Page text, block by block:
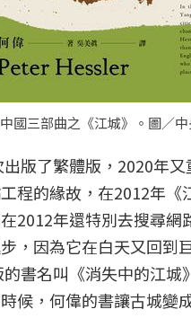
國三部曲之《江城》。圖／
出版了繁體版，2020年
程的緣故，在2012年
2012年還特別去搜尋
，因為它在白天又回
書名叫《消失中的江
候，何偉的書讓古城變